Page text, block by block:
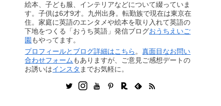
絵本、子ども服、インテリアなどについて綴っていま
す。子供は6才9才。九州出身。転勤族で現在は東京在
住。家庭に英語のエンタメや絵本を取り入れて英語の
下地をつくる「おうち英語」発信ブログおうちえいご
園 もやってます。
プロフィールとブログ詳細はこちら 。真面目なお問い
合わせフォームもありますが、ご意見ご感想デートの
お誘いはインスタ までお気軽に。